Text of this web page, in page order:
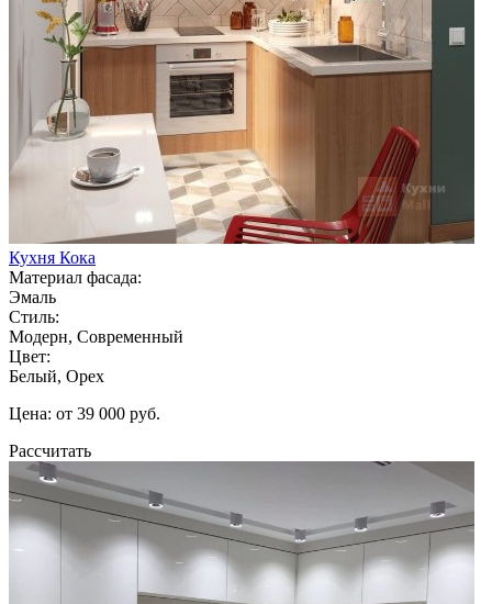
Кухня Кока
Материал фасада:
Эмаль
Стиль:
Модерн, Современный
Цвет:
Белый, Орех
Цена: от 39 000 руб.
Рассчитать